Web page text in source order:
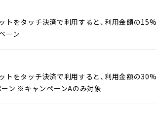
をタッチ決済で利用すると、利用金額の
ーン
をタッチ決済で利用すると、利用金額の
ーン ※キャンペーンAのみ対象